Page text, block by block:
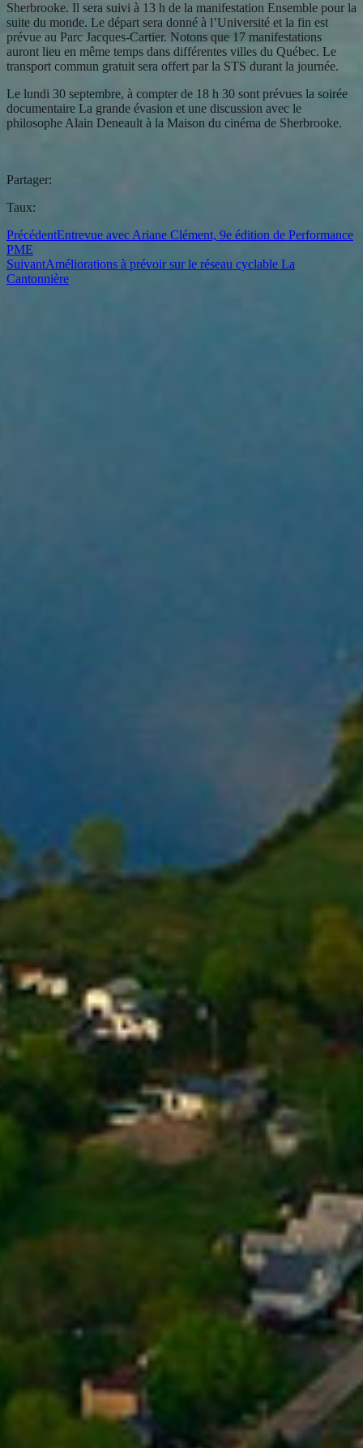
Sherbrooke. Il sera suivi à 13 h de la manifestation Ensemble pour la
suite du monde. Le départ sera donné à l’Université et la fin est
prévue au Parc Jacques-Cartier. Notons que 17 manifestations
auront lieu en même temps dans différentes villes du Québec. Le
transport commun gratuit sera offert par la STS durant la journée.
Le lundi 30 septembre, à compter de 18 h 30 sont prévues la soirée
documentaire La grande évasion et une discussion avec le
philosophe Alain Deneault à la Maison du cinéma de Sherbrooke.
Partager:
Taux:
PrécédentEntrevue avec Ariane Clément, 9e édition de Performance
PME
SuivantAméliorations à prévoir sur le réseau cyclable La
Cantonnière